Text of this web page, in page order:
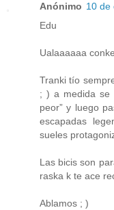
Anónimo 10 de
Edu
Ualaaaaaa
Tranki tío
; ) a medida se
peor” y luego
escapadas
sueles
Las bicis son
raska k te ace
Ablamos ; )